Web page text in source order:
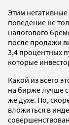
Этим
поведение не
налогового
после продажи
3,4 процентных
которые
Какой из всего
на бирже лучше
же духе. Но,
вложиться в